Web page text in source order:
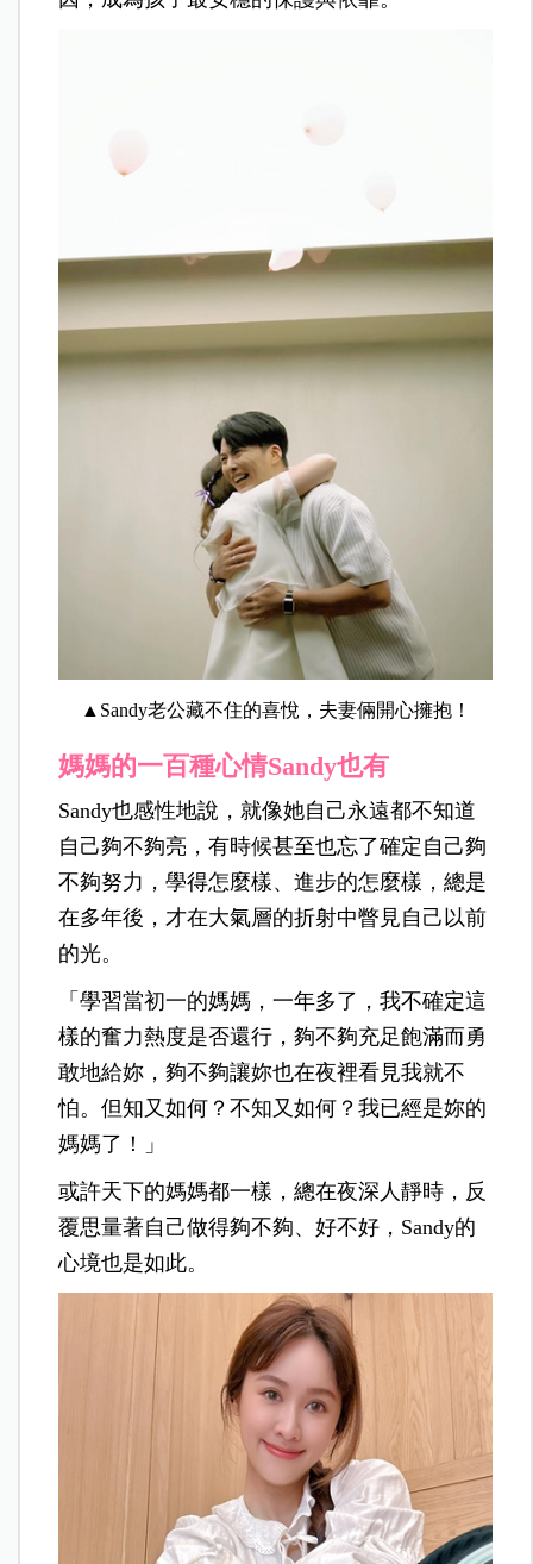
▲Sandy老公藏不住的喜悅，夫妻倆開心擁抱！
媽媽的一百種心情Sandy也有
Sandy也感性地說，就像她自己永遠都不知道
自己夠不夠亮，有時候甚至也忘了確定自己夠
不夠努力，學得怎麼樣、進步的怎麼樣，總是
在多年後，才在大氣層的折射中瞥見自己以前
的光。
「學習當初一的媽媽，一年多了，我不確定這
樣的奮力熱度是否還行，夠不夠充足飽滿而勇
敢地給妳，夠不夠讓妳也在夜裡看見我就不
怕。但知又如何？不知又如何？我已經是妳的
媽媽了！」
或許天下的媽媽都一樣，總在夜深人靜時，反
覆思量著自己做得夠不夠、好不好，Sandy的
心境也是如此。